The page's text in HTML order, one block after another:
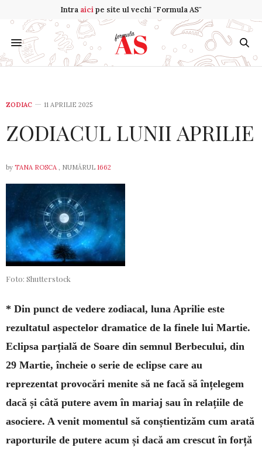
Intra aicipe site ul vechi "Formula AS"
ZODIAC 11 APRILIE 2025
ZODIACUL LUNII APRILIE
by TANA ROSCA , NUMĂRUL 1662
Foto: Shutterstock
* Din punct de vedere zodiacal, luna Aprilie este
rezultatul aspectelor dramatice de la finele lui Martie.
Eclipsa parțială de Soare din semnul Berbecului, din
29 Martie, încheie o serie de eclipse care au
reprezentat provocări menite să ne facă să înțelegem
dacă și câtă putere avem în mariaj sau în relațiile de
asociere. A venit momentul să con­știentizăm cum arată
raporturile de putere acum și dacă am crescut în forță